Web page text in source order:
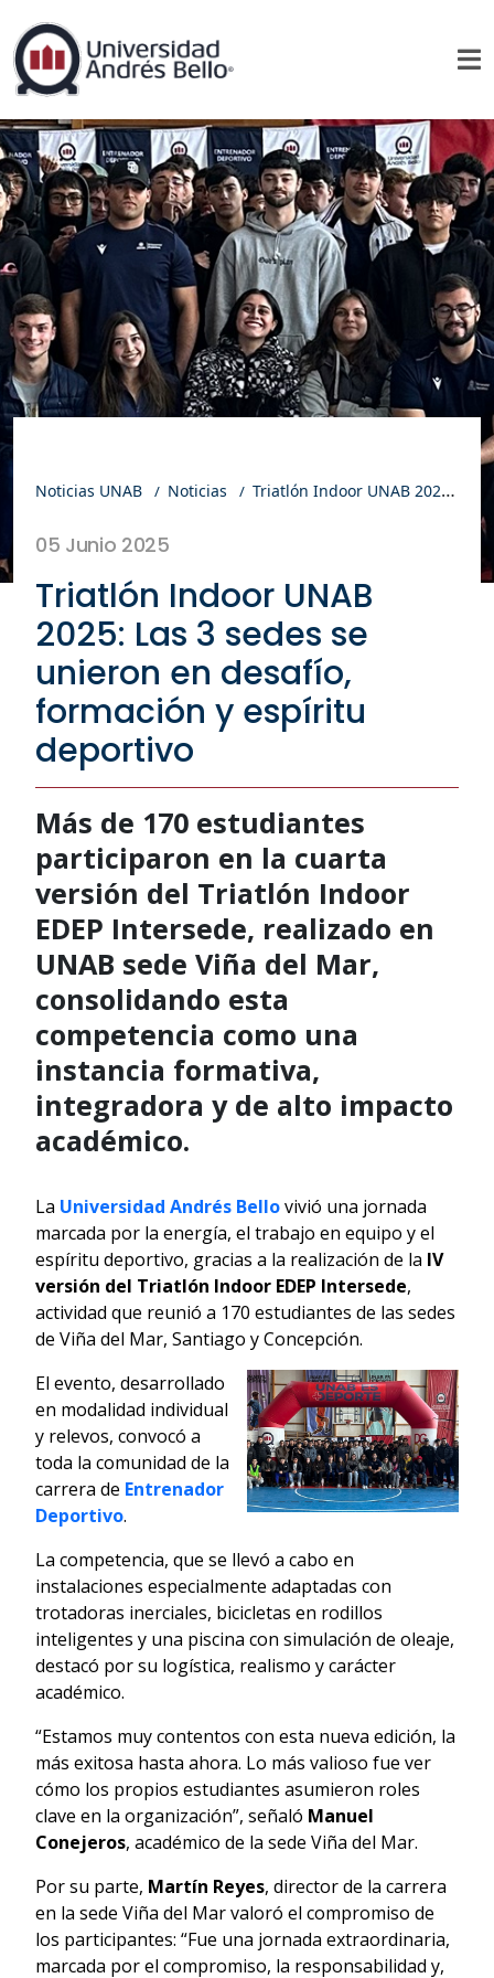
Noticias UNAB Noticias Triatlón Indoor UNAB 2025: Las 3 sedes se unieron en desafío, formación y espíritu deportivo
05 Junio 2025
Triatlón Indoor UNAB
2025: Las 3 sedes se
unieron en desafío,
formación y espíritu
deportivo
Más de 170 estudiantes
participaron en la cuarta
versión del Triatlón Indoor
EDEP Intersede, realizado en
UNAB sede Viña del Mar,
consolidando esta
competencia como una
instancia formativa,
integradora y de alto impacto
académico.
La Universidad Andrés Bellovivió una jornada
marcada por la energía, el trabajo en equipo y el
espíritu deportivo, gracias a la realización de la IV
versión del Triatlón Indoor EDEP Intersede,
actividad que reunió a 170 estudiantes de las sedes
de Viña del Mar, Santiago y Concepción.
El evento, desarrollado
en modalidad individual
y relevos, convocó a
toda la comunidad de la
carrera de Entrenador
Deportivo.
La competencia, que se llevó a cabo en
instalaciones especialmente adaptadas con
trotadoras inerciales, bicicletas en rodillos
inteligentes y una piscina con simulación de oleaje,
destacó por su logística, realismo y carácter
académico.
“Estamos muy contentos con esta nueva edición, la
más exitosa hasta ahora. Lo más valioso fue ver
cómo los propios estudiantes asumieron roles
clave en la organización”, señaló Manuel
Conejeros, académico de la sede Viña del Mar.
Por su parte, Martín Reyes, director de la carrera
en la sede Viña del Mar valoró el compromiso de
los participantes: “Fue una jornada extraordinaria,
marcada por el compromiso, la responsabilidad y,